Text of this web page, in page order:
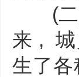
(二)
来 , 城
生了